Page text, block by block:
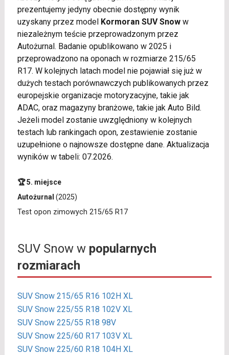
prezentujemy jedyny obecnie dostępny wynik
uzyskany przez model Kormoran SUV Snoww
niezależnym teście przeprowadzonym przez
Autożurnal. Badanie opublikowano w 2025 i
przeprowadzono na oponach w rozmiarze 215/65
R17. W kolejnych latach model nie pojawiał się już w
dużych testach porównawczych publikowanych przez
europejskie organizacje motoryzacyjne, takie jak
ADAC, oraz magazyny branżowe, takie jak Auto Bild.
Jeżeli model zostanie uwzględniony w kolejnych
testach lub rankingach opon, zestawienie zostanie
uzupełnione o najnowsze dostępne dane. Aktualizacja
wyników w tabeli: 07.2026.
🏆 5. miejsce
Autożurnal (2025)
Test opon zimowych 215/65 R17
SUV Snow w popularnych
rozmiarach
SUV Snow 215/65 R16 102H XL
SUV Snow 225/55 R18 102V XL
SUV Snow 225/55 R18 98V
SUV Snow 225/60 R17 103V XL
SUV Snow 225/60 R18 104H XL